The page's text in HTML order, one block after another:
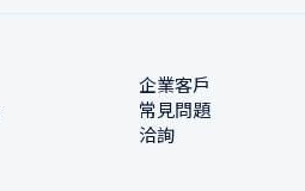
企業客戶
常見問題
洽詢